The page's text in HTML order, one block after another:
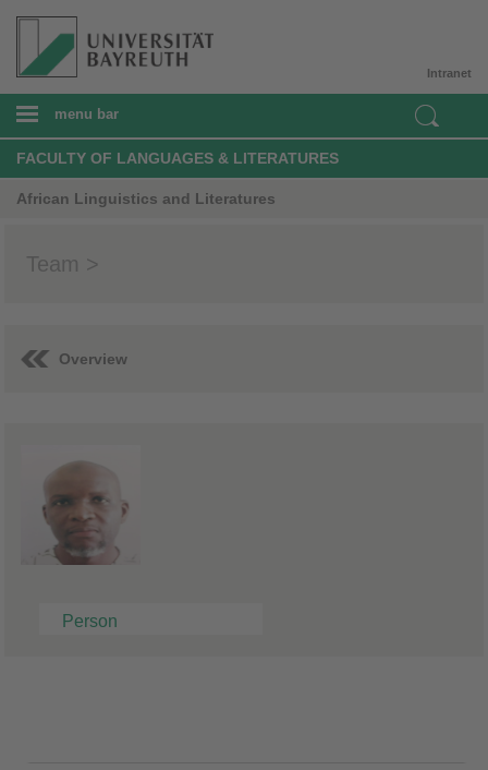
Intranet
menu bar
FACULTY OF LANGUAGES & LITERATURES
African Linguistics and Literatures
Team >
Overview
Person